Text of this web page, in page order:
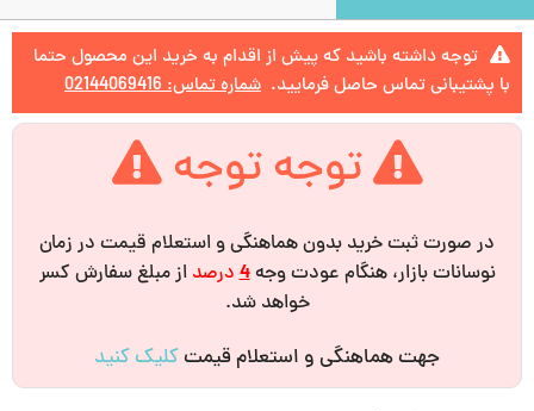
توجه داشته باشید که پیش از اقدام به خرید این محصول حتما
با پشتیبانی تماس حاصل فرمایید. شماره تماس: 02144069416
توجه توجه
در صورت ثبت خرید بدون هماهنگی و استعلام قیمت در زمان
نوسانات بازار، هنگام عودت وجه4درصد از مبلغ سفارش کسر
خواهد شد.
جهت هماهنگی و استعلام قیمتکلیک کنید